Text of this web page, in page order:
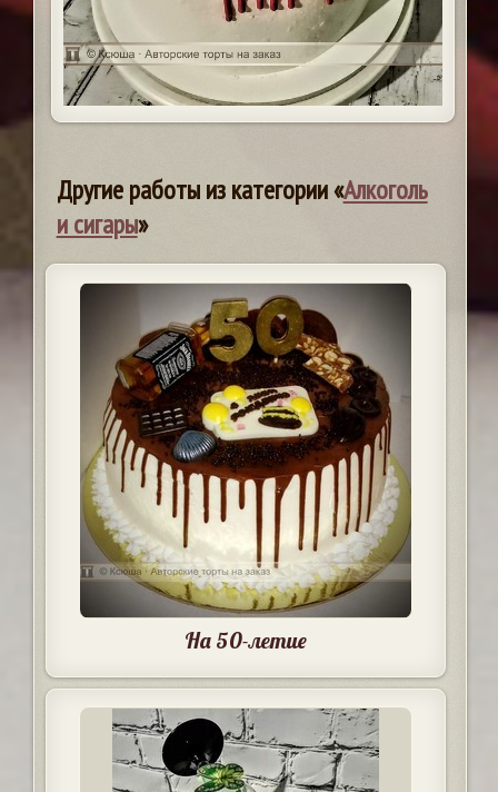
Другие работы из категории «Алкоголь
и сигары»
На 50-летие